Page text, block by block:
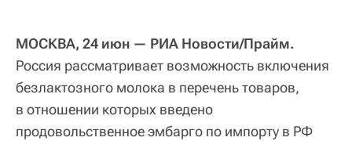
МОСКВА, 24 июн — РИА Новости/Прайм.
Россия рассматривает возможность включения
безлактозного молока в перечень товаров,
в отношении которых введено
продовольственное эмбарго по импорту в РФ